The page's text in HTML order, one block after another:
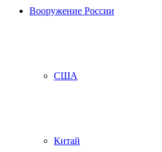
Вооружение России
США
Китай